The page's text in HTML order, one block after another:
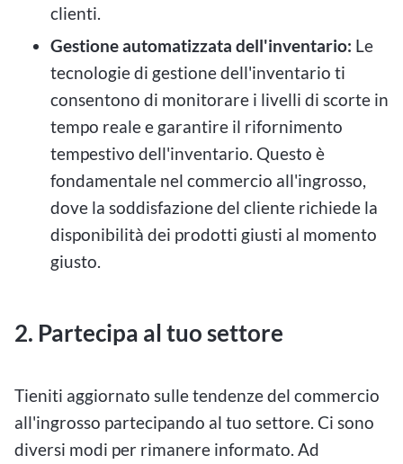
clienti.
Gestione automatizzata dell'inventario: Le
tecnologie di gestione dell'inventario ti
consentono di monitorare i livelli di scorte in
tempo reale e garantire il rifornimento
tempestivo dell'inventario. Questo è
fondamentale nel commercio all'ingrosso,
dove la soddisfazione del cliente richiede la
disponibilità dei prodotti giusti al momento
giusto.
2. Partecipa al tuo settore
Tieniti aggiornato sulle tendenze del commercio
all'ingrosso partecipando al tuo settore. Ci sono
diversi modi per rimanere informato. Ad